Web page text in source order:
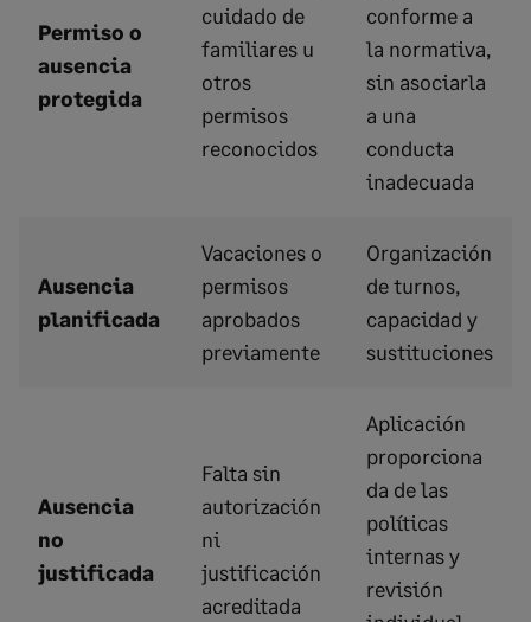
Permiso o
ausencia
protegida
cuidado de
familiares u
otros
permisos
reconocidos
conforme a
la normativa,
sin asociarla
a una
conducta
inadecuada
Ausencia
planificada
Vacaciones o
permisos
aprobados
previamente
Organización
de turnos,
capacidad y
sustituciones
Ausencia
no
justificada
Falta sin
autorización
ni
justificación
acreditada
Aplicación
proporciona
da de las
políticas
internas y
revisión